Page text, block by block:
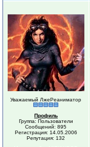
Уважаемый ЛжеРеаниматор
Профиль
Группа: Пользователи
Сообщений: 895
Регистрация: 14.05.2006
Репутация: 132